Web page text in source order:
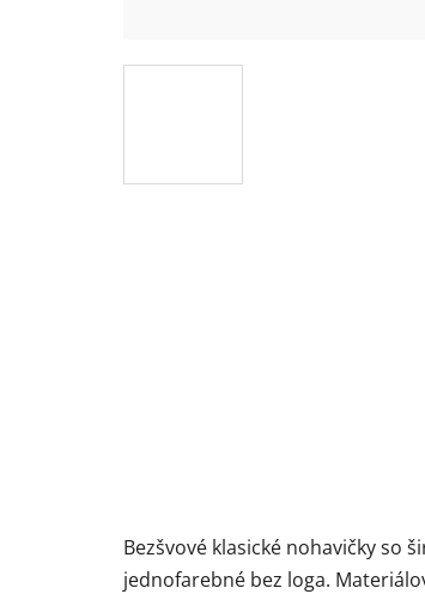
Bezšvové klasické nohavičky so
jednofarebné bez loga.